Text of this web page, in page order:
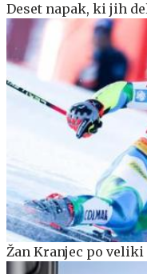
Deset napak, ki jih
Žan Kranjec po